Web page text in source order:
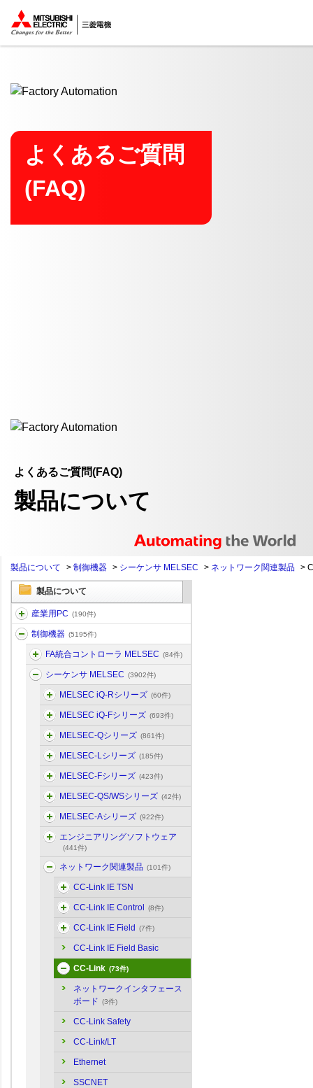
ここから本文
よくあるご質問
(FAQ)
よくあるご質問(FAQ)
製品について
製品について > 制御機器 > シーケンサ MELSEC > ネットワーク関連製品 >
製品について
産業用PC (190件)
制御機器 (5195件)
FA統合コントローラ MELSEC (84件)
シーケンサ MELSEC (3902件)
MELSEC iQ-Rシリーズ (60件)
MELSEC iQ-Fシリーズ (693件)
MELSEC-Qシリーズ (861件)
MELSEC-Lシリーズ (185件)
MELSEC-Fシリーズ (423件)
MELSEC-QS/WSシリーズ (42件)
MELSEC-Aシリーズ (922件)
エンジニアリングソフトウェア
(441件)
ネットワーク関連製品 (101件)
CC-Link IE TSN
CC-Link IE Control (8件)
CC-Link IE Field (7件)
CC-Link IE Field Basic
CC-Link (73件)
ネットワークインタフェース
ボード (3件)
CC-Link Safety
CC-Link/LT
Ethernet
SSCNET